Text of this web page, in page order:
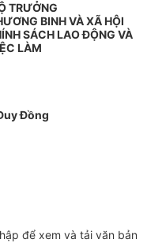
TRƯỞNG
BINH VÀ XÃ HỘI
SÁCH LAO ĐỘNG VÀ
LÀM
Đồng
để xem và tải văn bản